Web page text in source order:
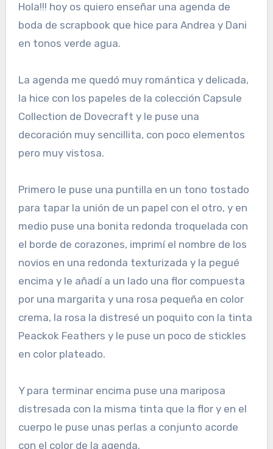
Hola!!! hoy os quiero enseñar una agenda de
boda de scrapbook que hice para Andrea y Dani
en tonos verde agua.
La agenda me quedó muy romántica y delicada,
la hice con los papeles de la colección Capsule
Collection de Dovecraft y le puse una
decoración muy sencillita, con poco elementos
pero muy vistosa.
Primero le puse una puntilla en un tono tostado
para tapar la unión de un papel con el otro, y en
medio puse una bonita redonda troquelada con
el borde de corazones, imprimí el nombre de los
novios en una redonda texturizada y la pegué
encima y le añadí a un lado una flor compuesta
por una margarita y una rosa pequeña en color
crema, la rosa la distresé un poquito con la tinta
Peackok Feathers y le puse un poco de stickles
en color plateado.
Y para terminar encima puse una mariposa
distresada con la misma tinta que la flor y en el
cuerpo le puse unas perlas a conjunto acorde
con el color de la agenda.